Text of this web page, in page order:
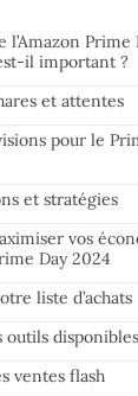
l’Amazon Prime
il important ?
et attentes
pour le
et stratégies
vos
Day 2024
liste d’achats
outils disponibles
ventes flash